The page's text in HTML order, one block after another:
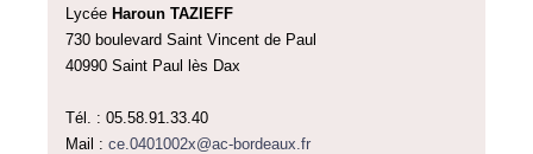
Lycée Haroun TAZIEFF
730 boulevard Saint Vincent de Paul
40990 Saint Paul lès Dax
Tél. : 05.58.91.33.40
Mail : ce.0401002x@ac-bordeaux.fr